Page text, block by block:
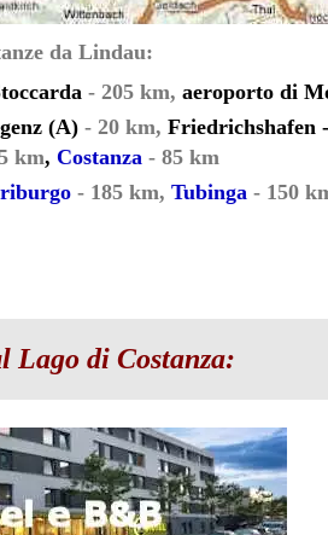
da Lindau:
- 205 km, aeroporto di
(A) - 20 km, Friedrichshafen
km, Costanza - 85 km
- 185 km, Tubinga - 150
Lago di Costanza: